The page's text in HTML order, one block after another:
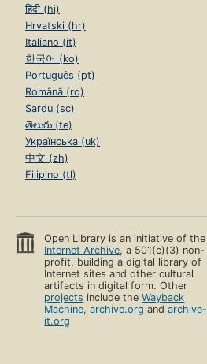
हिंदी (hi)
Hrvatski (hr)
Italiano (it)
한국어 (ko)
Português (pt)
Română (ro)
Sardu (sc)
తెలుగు (te)
Українська (uk)
中文 (zh)
Filipino (tl)
Open Library is an initiative of the
Internet Archive, a 501(c)(3) non-
profit, building a digital library of
Internet sites and other cultural
artifacts in digital form. Other
projects include theWayback
Machine,archive.org andarchive-
it.org